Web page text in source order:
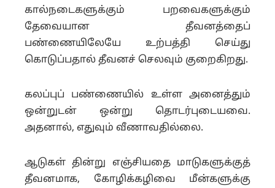
கால்நடைகளுக்கும் பறவைகளுக்கும்
தேவையான தீவனத்தைப்
பண்ணையிலேயே உற்பத்தி செய்து
கொடுப்பதால் தீவனச் செலவும் குறைகிறது.
கலப்புப் பண்ணையில் உள்ள அனைத்தும்
ஒன்றுடன் ஒன்று தொடர்புடையவை.
அதனால், எதுவும் வீணாவதில்லை.
ஆடுகள் தின்று எஞ்சியதை மாடுகளுக்குத்
தீவனமாக, கோழிக்கழிவை மீன்களுக்கு